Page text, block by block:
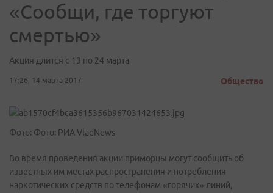
«Сообщи, где торгуют
смертью»
Акция длится с 13 по 24 марта
17:26, 14 марта 2017 Общество
Фото: Фото: РИА VladNews
Во время проведения акции приморцы могут сообщить об
известных им местах распространения и потребления
наркотических средств по телефонам «горячих» линий,